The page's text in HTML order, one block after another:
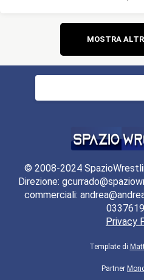
articoli
MOSTRA
Ricerca
© 2008-2024
Direzione:
commerciali:
Privacy
Template di
Partner